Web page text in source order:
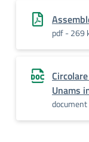
pdf - 269
Unams